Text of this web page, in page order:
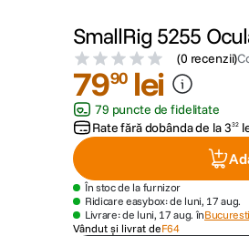
SmallRig 5255
(0 recenzii)
7990 lei
79 puncte de fidelitate
Rate fără dobânda de la332
În stoc de la furnizor
Ridicare easybox: de luni, 17 aug.
Livrare: de luni, 17 aug. în
Vândut și livrat deF64